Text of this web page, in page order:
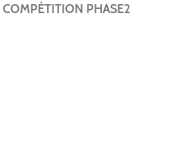
COMPÉTITION PHASE2